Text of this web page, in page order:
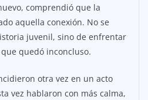
comprendió que la
aquella conexión. No se
juvenil, sino de enfrentar
quedó inconcluso.
otra vez en un acto
vez hablaron con más calma,